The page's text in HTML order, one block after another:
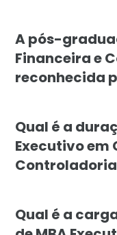
A pós-
Financeira e
reconhecida
Qual é a
Executivo em
Qual é a